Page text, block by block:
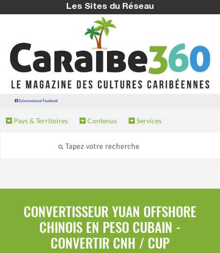
Les Sites du Réseau
Suivez nous sur Facebook
Pays & Territoires Contenus Services
CONVERTISSEUR YUAN OFFSHORE
CHINOIS EN PESO CUBAIN -
CONVERTIR CNH / CUP